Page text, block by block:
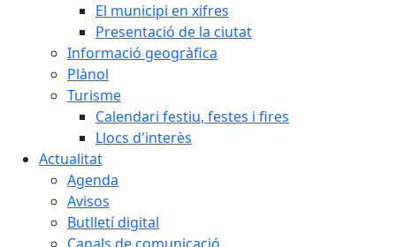
El municipi en xifres
Presentació de la ciutat
Informació geogràfica
Plànol
Turisme
Calendari festiu, festes i fires
Llocs d'interès
Actualitat
Agenda
Avisos
Butlletí digital